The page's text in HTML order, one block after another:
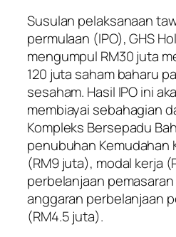
Susulan pelaksanaan
permulaan (IPO), GHS
mengumpul RM30 juta
120 juta saham baharu
sesaham. Hasil IPO ini
membiayai sebahagian
Kompleks Bersepadu
penubuhan Kemudahan
(RM9 juta), modal kerja
perbelanjaan
anggaran perbelanjaan
(RM4.5 juta).